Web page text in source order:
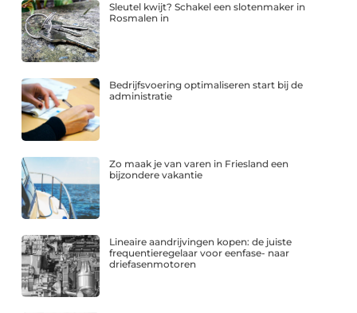
Sleutel kwijt? Schakel een slotenmaker in
Rosmalen in
Bedrijfsvoering optimaliseren start bij de
administratie
Zo maak je van varen in Friesland een
bijzondere vakantie
Lineaire aandrijvingen kopen: de juiste
frequentieregelaar voor eenfase- naar
driefasenmotoren